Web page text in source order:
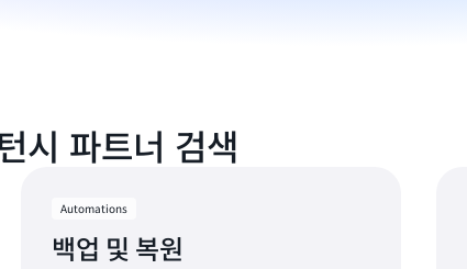
시 파트너 검색
Automations
백업 및 복원